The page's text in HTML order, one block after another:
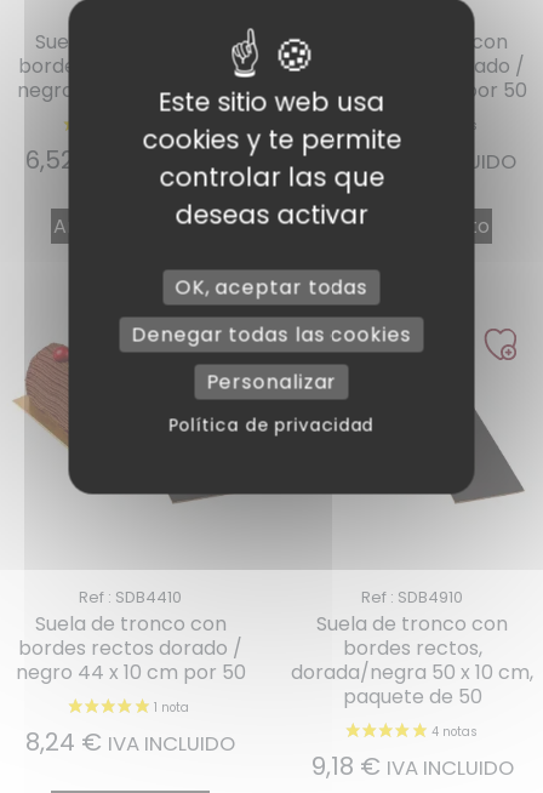
Suela de tronco con
bordes rectos dorado /
negro 35 x 10 cm por 50
6,52 IVA INCLUIDO
Añadir al carrito
Suela de tronco con
bordes rectos dorado /
negro 40 x 10 cm por 50
7,34€ IVA INCLUIDO
Añadir al carrito
Ref : SDB4410
Suela de tronco con
bordes rectos dorado /
negro 44 x 10 cm por 50
8,24 € IVA INCLUIDO
Ref : SDB4910
Suela de tronco con
bordes rectos,
dorada/negra 50 x 10 cm,
paquete de 50
9,18 € IVA INCLUIDO
Este sitio web usa
cookies y te permite
controlar las que
deseas activar
OK, aceptar todas
Denegar todas las cookies
Personalizar
Política de privacidad